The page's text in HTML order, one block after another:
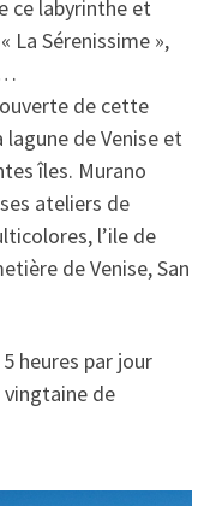
ce labyrinthe et
La Sérenissime »,
de cette
de Venise et
îles. Murano
ateliers de
l’ile de
de Venise, San
heures par jour
vingtaine de